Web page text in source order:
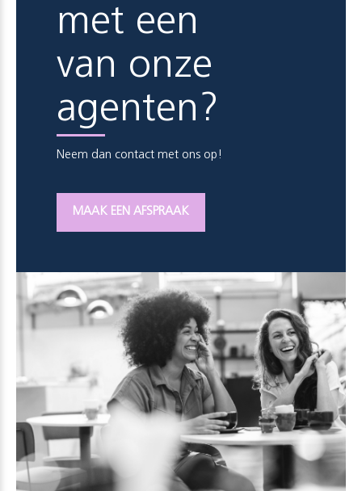
met een
van onze
agenten?
Neem dan contact met ons op!
MAAK EEN AFSPRAAK